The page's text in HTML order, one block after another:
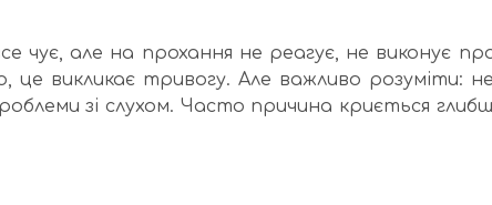
чує, але на прохання не реагує, не виконує
це викликає тривогу. Але важливо розуміти: не
зі слухом. Часто причина криється